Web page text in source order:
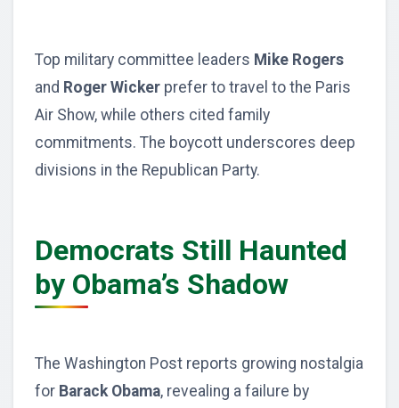
Top military committee leaders Mike Rogers
and Roger Wicker prefer to travel to the Paris
Air Show, while others cited family
commitments. The boycott underscores deep
divisions in the Republican Party.
Democrats Still Haunted
by Obama’s Shadow
The Washington Post reports growing nostalgia
for Barack Obama, revealing a failure by